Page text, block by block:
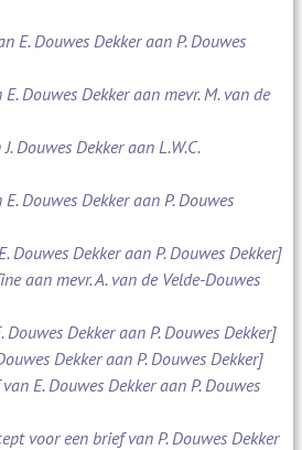
E. Douwes Dekker aan P. Douwes
Douwes Dekker aan mevr. M. van de
Douwes Dekker aan L.W.C.
Douwes Dekker aan P. Douwes
Douwes Dekker aan P. Douwes Dekker]
aan mevr. A. van de Velde-Douwes
Dekker aan P. Douwes Dekker]
Dekker aan P. Douwes Dekker]
E. Douwes Dekker aan P. Douwes
voor een brief van P. Douwes Dekker